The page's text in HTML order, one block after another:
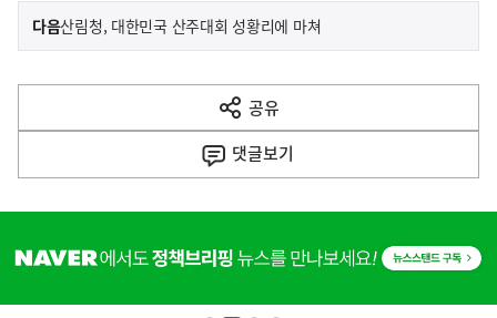
이
전
다
음
다음기
사
산림청, 대한민국 산주대회 성황리에 마쳐
공유
열
기
댓글보기
단